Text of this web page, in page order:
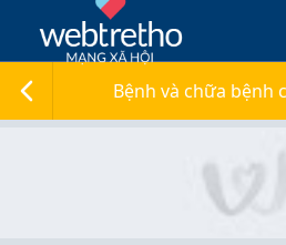
Bệnh và chữa bệnh